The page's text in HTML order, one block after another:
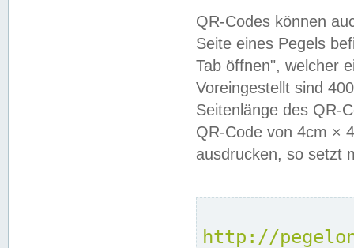
QR-Codes können
Seite eines Pegels
Tab öffnen", welcher
Voreingestellt sind
Seitenlänge des QR-
QR-Code von 4cm ×
ausdrucken, so setzt
http://